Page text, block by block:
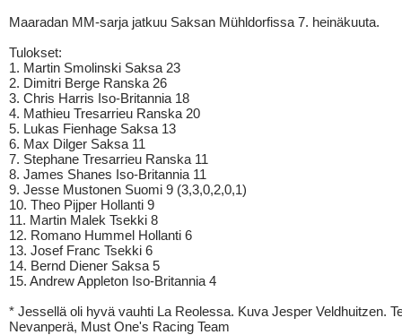
Maaradan MM-sarja jatkuu Saksan Mühldorfissa 7. heinäkuuta.
Tulokset:
1. Martin Smolinski Saksa 23
2. Dimitri Berge Ranska 26
3. Chris Harris Iso-Britannia 18
4. Mathieu Tresarrieu Ranska 20
5. Lukas Fienhage Saksa 13
6. Max Dilger Saksa 11
7. Stephane Tresarrieu Ranska 11
8. James Shanes Iso-Britannia 11
9. Jesse Mustonen Suomi 9 (3,3,0,2,0,1)
10. Theo Pijper Hollanti 9
11. Martin Malek Tsekki 8
12. Romano Hummel Hollanti 6
13. Josef Franc Tsekki 6
14. Bernd Diener Saksa 5
15. Andrew Appleton Iso-Britannia 4
* Jessellä oli hyvä vauhti La Reolessa. Kuva Jesper Veldhuitzen.
Nevanperä, Must One's Racing Team